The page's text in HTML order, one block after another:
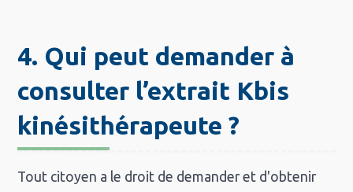
4. Qui peut demander à
consulter l’extrait Kbis
kinésithérapeute ?
Tout citoyen a le droit de demander et d'obtenir